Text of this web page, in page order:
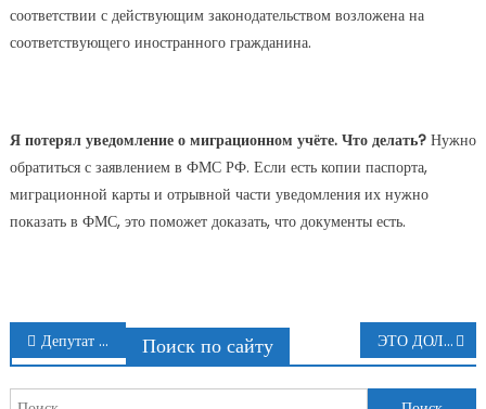
соответствии с действующим законодательством возложена на
соответствующего иностранного гражданина.
Я потерял уведомление о миграционном учёте. Что делать? Нужно
обратиться с заявлением в ФМС РФ. Если есть копии паспорта,
миграционной карты и отрывной части уведомления их нужно
показать в ФМС, это поможет доказать, что документы есть.
Навигация
по
Депутат Госдумы Михаил Романов принял участие в акции «Свеча памяти» ЭТО ДОЛЖЕН ЗНАТЬ КАЖДЫЙ
Поиск по сайту
Найти: